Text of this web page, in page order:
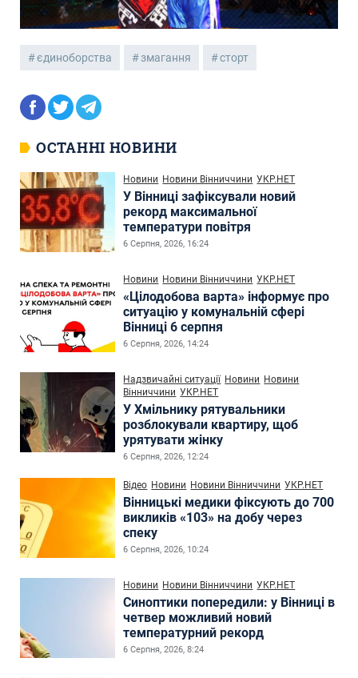
єдиноборства змагання сторт
ОСТАННІ НОВИНИ
Новини Новини Вінниччини УКР.НЕТ
У Вінниці зафіксували новий
рекорд максимальної
температури повітря
6 Серпня, 2026, 16:24
Новини Новини Вінниччини УКР.НЕТ
«Цілодобова варта» інформує про
ситуацію у комунальній сфері
Вінниці 6 серпня
6 Серпня, 2026, 14:24
Надзвичайні ситуації Новини Новини
Вінниччини УКР.НЕТ
У Хмільнику рятувальники
розблокували квартиру, щоб
урятувати жінку
6 Серпня, 2026, 12:24
Відео Новини Новини Вінниччини УКР.НЕТ
Вінницькі медики фіксують до 700
викликів «103» на добу через
спеку
6 Серпня, 2026, 10:24
Новини Новини Вінниччини УКР.НЕТ
Синоптики попередили: у Вінниці в
четвер можливий новий
температурний рекорд
6 Серпня, 2026, 8:24